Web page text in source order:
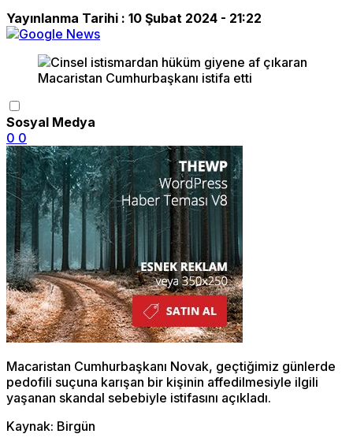
Yayınlanma Tarihi : 10 Şubat 2024 - 21:22
Sosyal Medya
0 0
Macaristan Cumhurbaşkanı Novak, geçtiğimiz günlerde
pedofili suçuna karışan bir kişinin affedilmesiyle ilgili
yaşanan skandal sebebiyle istifasını açıkladı.
Kaynak: Birgün